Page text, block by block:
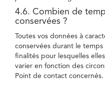
4.6. Combien de
conservées ?
Toutes vos données à
conservées durant le
finalités pour lesquelles
varier en fonction des
Point de contact concernés.